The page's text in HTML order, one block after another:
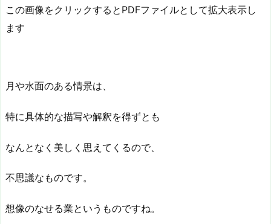
この画像をクリックするとPDFファイルとして拡大表示し
ます
月や水面のある情景は、
特に具体的な描写や解釈を得ずとも
なんとなく美しく思えてくるので、
不思議なものです。
想像のなせる業というものですね。